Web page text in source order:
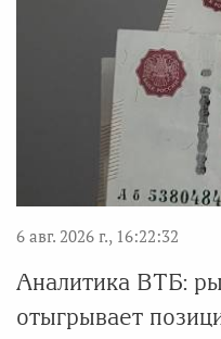
6 авг. 2026 г., 16:22:32
Аналитика ВТБ:
отыгрывает